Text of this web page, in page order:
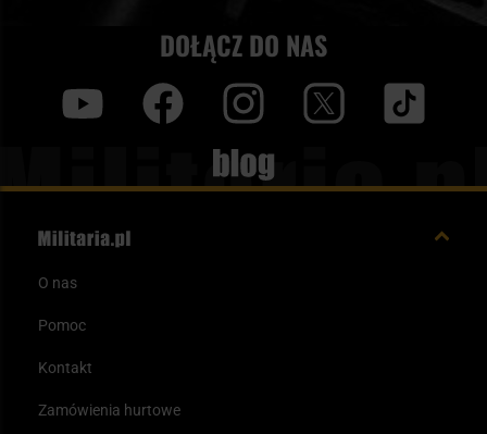
DOŁĄCZ DO NAS
Blog
O nas
Pomoc
Kontakt
Zamówienia hurtowe